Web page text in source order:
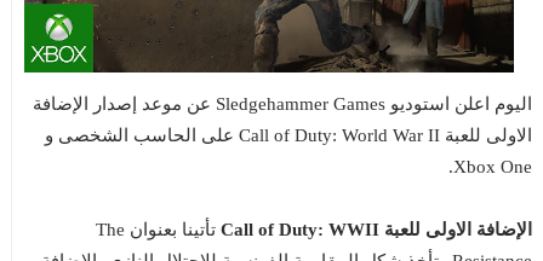
اليوم اعلن استوديو Sledgehammer Games عن موعد إصدار الإضافة
الاولى للعبة Call of Duty: World War II على الحاسب الشخصى و
Xbox One.
الإضافة الاولى للعبة Call of Duty: WWII
تأتينا بعنوان The